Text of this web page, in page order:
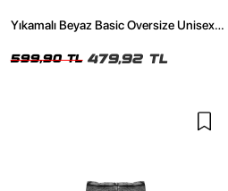
Yıkamalı Beyaz Basic Oversize Unisex
599,90 TL 479,92 TL